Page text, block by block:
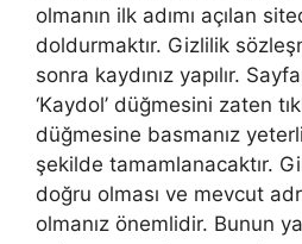
olmanın ilk adımı açılan
doldurmaktır. Gizlilik
sonra kaydınız yapılır.
‘Kaydol’ düğmesini zaten
düğmesine basmanız
şekilde tamamlanacaktır.
doğru olması ve mevcut
olmanız önemlidir. Bunun